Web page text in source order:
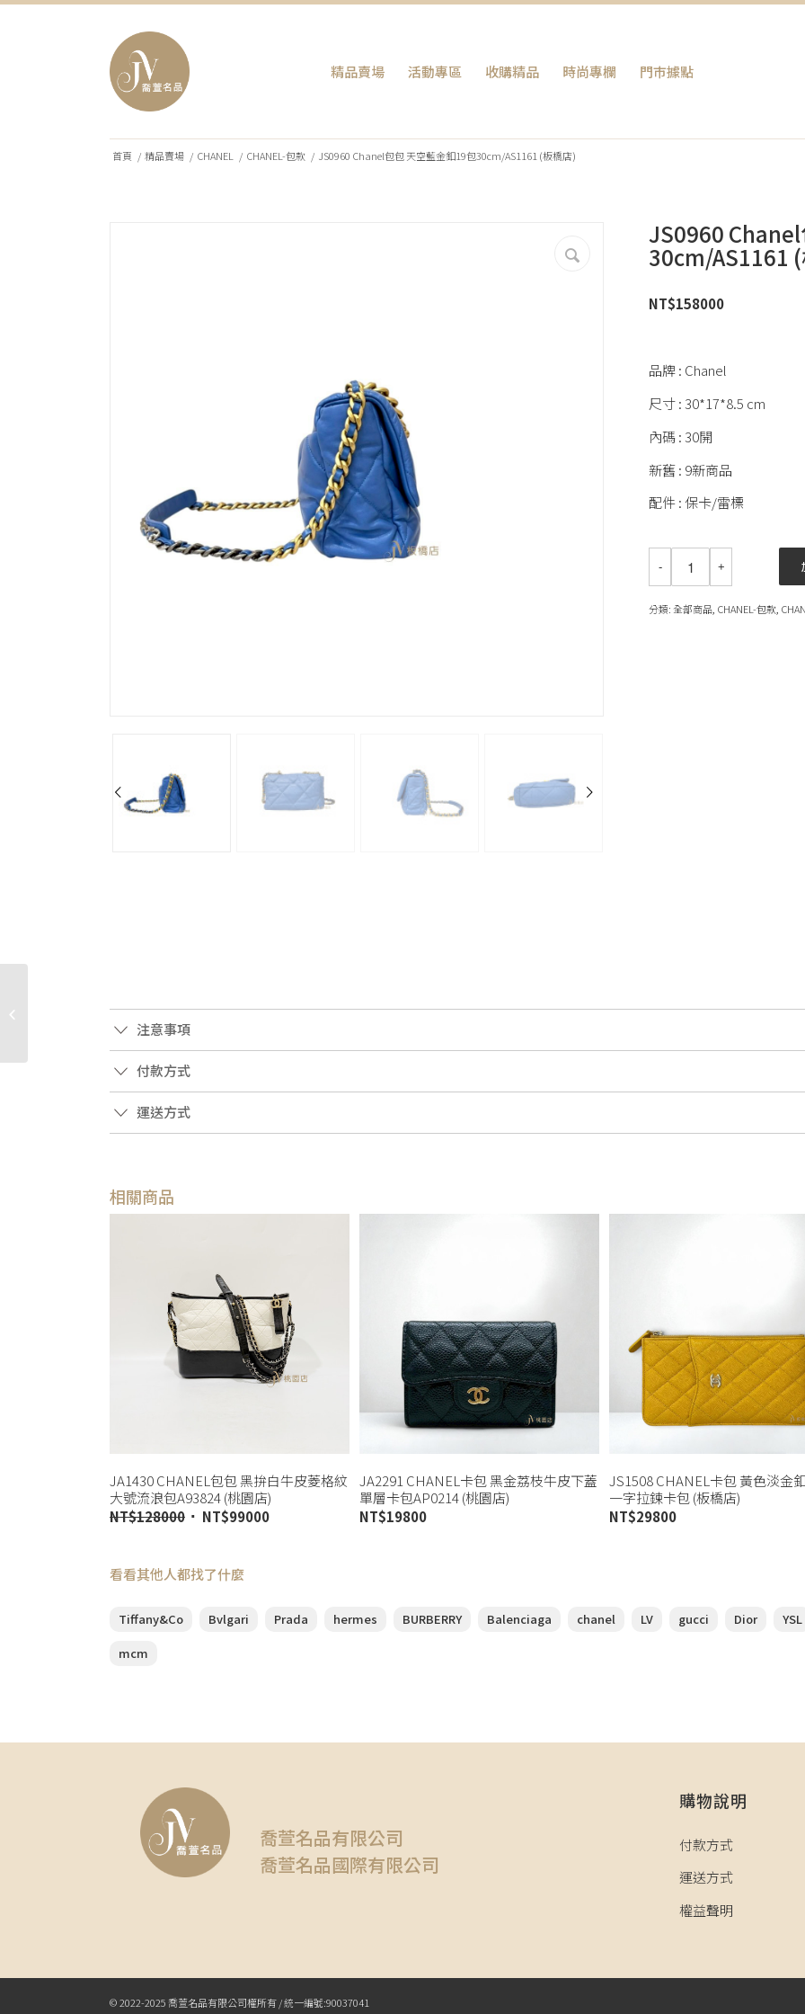
精品賣場 活動專區 收購精品 時尚專欄 門巿據點
首頁 / 精品賣場 / CHANEL / CHANEL-包款 / JS0960 Chanel包包 天空藍金釦19包30cm/AS1161 (板橋店)
JS0960
30cm/AS1161
NT$158000
品牌 : Chanel
尺寸 : 30*17*8.5 cm
內碼 : 30開
新舊 : 9新商品
配件 : 保卡/雷標
分類:全部商品 CHANEL-包款
注意事項
付款方式
運送方式
相關商品
JA1430 CHANEL包包 黑拚白牛皮菱格紋
大號流浪包A93824 (桃園店)
NT$128000 NT$99000
JA2291 CHANEL卡包 黑金荔枝牛皮下蓋
單層卡包AP0214 (桃園店)
NT$19800
JS1508 CHANEL卡包 黃色淡金
一字拉鍊卡包 (板橋店)
NT$29800
看看其他人都找了什麼
Tiffany&Co Bvlgari Prada hermes BURBERRY Balenciaga chanel LV gucci Dior YSL
mcm
喬萱名品有限公司
喬萱名品國際有限公司
購物說明
付款方式
運送方式
權益聲明
© 2022-2025 喬萱名品有限公司權所有 / 統一編號:90037041
speedy35金釦手提波士
頓包N41363(喬萱高...